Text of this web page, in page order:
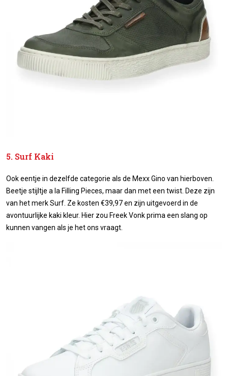
5. Surf Kaki
Ook eentje in dezelfde categorie als de Mexx Gino van hierboven.
Beetje stijltje a la Filling Pieces, maar dan met een twist. Deze zijn
van het merk Surf. Ze kosten €39,97 en zijn uitgevoerd in de
avontuurlijke kaki kleur. Hier zou Freek Vonk prima een slang op
kunnen vangen als je het ons vraagt.